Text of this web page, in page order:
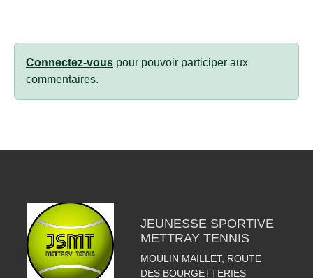
Connectez-vous pour pouvoir participer aux
commentaires.
JEUNESSE SPORTIVE
METTRAY TENNIS
MOULIN MAILLET, ROUTE
DES BOURGETTERIES